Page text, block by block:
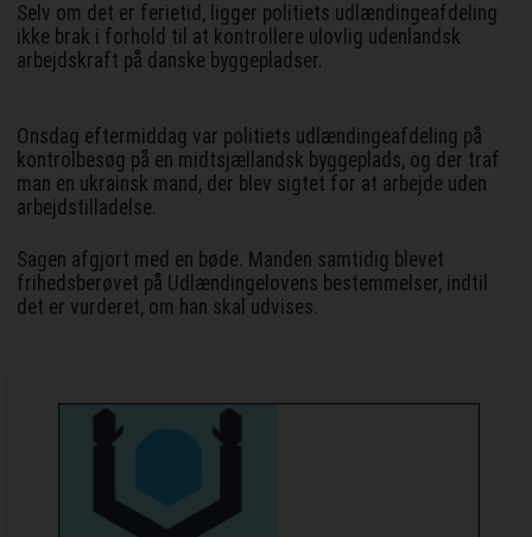
Selv om det er ferietid, ligger politiets udlændingeafdeling
ikke brak i forhold til at kontrollere ulovlig udenlandsk
arbejdskraft på danske byggepladser.
Onsdag eftermiddag var politiets udlændingeafdeling på
kontrolbesøg på en midtsjællandsk byggeplads, og der traf
man en ukrainsk mand, der blev sigtet for at arbejde uden
arbejdstilladelse.
Sagen afgjort med en bøde. Manden samtidig blevet
frihedsberøvet på Udlændingelovens bestemmelser, indtil
det er vurderet, om han skal udvises.